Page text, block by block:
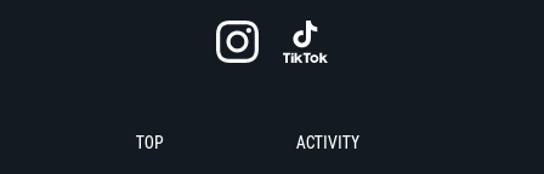
TOP
ACTIVITY